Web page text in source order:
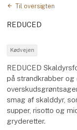
Til oversigten
REDUCED
Kødvejen
REDUCED
på strandkrabber
smag af skalddyr,
supper, risotto og
gryderetter.